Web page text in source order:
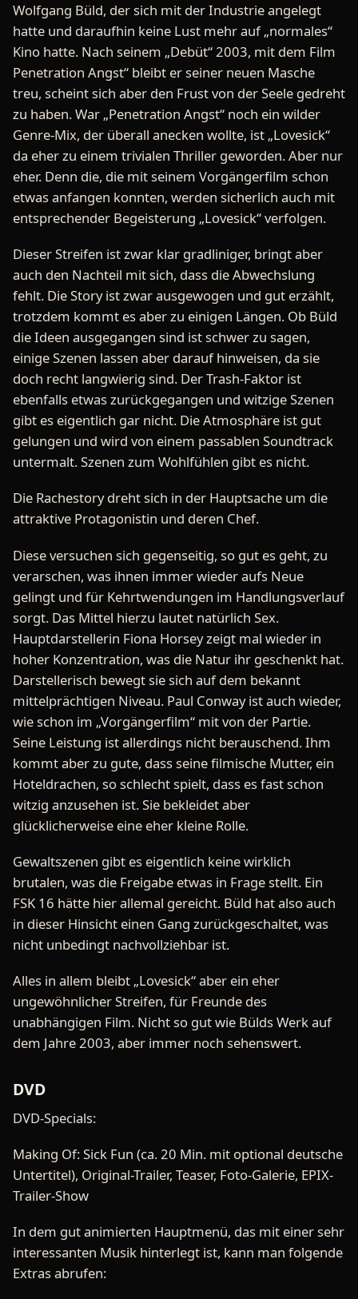
Wolfgang Büld, der sich mit der Industrie angelegt
hatte und daraufhin keine Lust mehr auf „normales“
Kino hatte. Nach seinem „Debüt“ 2003, mit dem Film
Penetration Angst“ bleibt er seiner neuen Masche
treu, scheint sich aber den Frust von der Seele gedreht
zu haben. War „Penetration Angst“ noch ein wilder
Genre-Mix, der überall anecken wollte, ist „Lovesick“
da eher zu einem trivialen Thriller geworden. Aber nur
eher. Denn die, die mit seinem Vorgängerfilm schon
etwas anfangen konnten, werden sicherlich auch mit
entsprechender Begeisterung „Lovesick“ verfolgen.
Dieser Streifen ist zwar klar gradliniger, bringt aber
auch den Nachteil mit sich, dass die Abwechslung
fehlt. Die Story ist zwar ausgewogen und gut erzählt,
trotzdem kommt es aber zu einigen Längen. Ob Büld
die Ideen ausgegangen sind ist schwer zu sagen,
einige Szenen lassen aber darauf hinweisen, da sie
doch recht langwierig sind. Der Trash-Faktor ist
ebenfalls etwas zurückgegangen und witzige Szenen
gibt es eigentlich gar nicht. Die Atmosphäre ist gut
gelungen und wird von einem passablen Soundtrack
untermalt. Szenen zum Wohlfühlen gibt es nicht.
Die Rachestory dreht sich in der Hauptsache um die
attraktive Protagonistin und deren Chef.
Diese versuchen sich gegenseitig, so gut es geht, zu
verarschen, was ihnen immer wieder aufs Neue
gelingt und für Kehrtwendungen im Handlungsverlauf
sorgt. Das Mittel hierzu lautet natürlich Sex.
Hauptdarstellerin Fiona Horsey zeigt mal wieder in
hoher Konzentration, was die Natur ihr geschenkt hat.
Darstellerisch bewegt sie sich auf dem bekannt
mittelprächtigen Niveau. Paul Conway ist auch wieder,
wie schon im „Vorgängerfilm“ mit von der Partie.
Seine Leistung ist allerdings nicht berauschend. Ihm
kommt aber zu gute, dass seine filmische Mutter, ein
Hoteldrachen, so schlecht spielt, dass es fast schon
witzig anzusehen ist. Sie bekleidet aber
glücklicherweise eine eher kleine Rolle.
Gewaltszenen gibt es eigentlich keine wirklich
brutalen, was die Freigabe etwas in Frage stellt. Ein
FSK 16 hätte hier allemal gereicht. Büld hat also auch
in dieser Hinsicht einen Gang zurückgeschaltet, was
nicht unbedingt nachvollziehbar ist.
Alles in allem bleibt „Lovesick“ aber ein eher
ungewöhnlicher Streifen, für Freunde des
unabhängigen Film. Nicht so gut wie Bülds Werk auf
dem Jahre 2003, aber immer noch sehenswert.
DVD
DVD-Specials:
Making Of: Sick Fun (ca. 20 Min. mit optional deutsche
Untertitel), Original-Trailer, Teaser, Foto-Galerie, EPIX-
Trailer-Show
In dem gut animierten Hauptmenü, das mit einer sehr
interessanten Musik hinterlegt ist, kann man folgende
Extras abrufen: